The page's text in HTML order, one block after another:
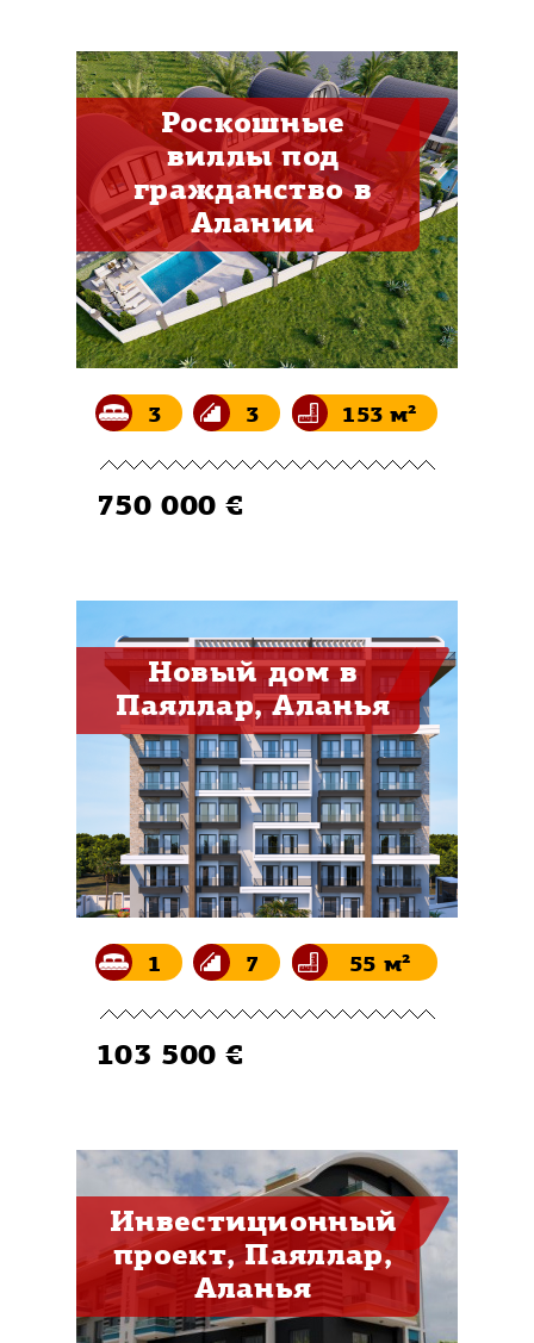
Роскошные
виллы под
гражданство в
Алании
3 3 153 м²
750 000 €
Новый дом в
Паяллар, Аланья
1 7 55 м²
103 500 €
Инвестиционный
проект, Паяллар,
Аланья